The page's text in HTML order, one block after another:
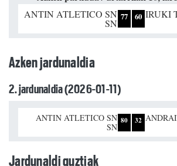
ANTIN ATLETICO SN
SN
77 60 IRUKI
Azken jardunaldia
2. jardunaldia (2026-01-11)
ANTIN ATLETICO SN
SN
80 32
Jardunaldi guztiak